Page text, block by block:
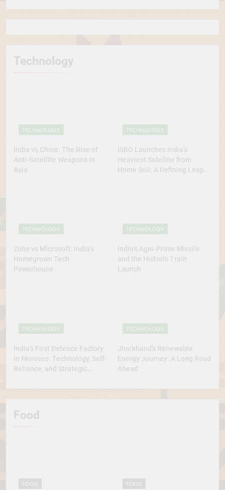
Technology
TECHNOLOGY
India vs China: The Rise of
Anti-Satellite Weapons in
Asia
TECHNOLOGY
ISRO Launches India’s
Heaviest Satellite from
Home Soil: A Defining Leap
TECHNOLOGY
Zoho vs Microsoft: India’s
Homegrown Tech
Powerhouse
TECHNOLOGY
India’s Agni-Prime Missile
and the Historic Train
Launch
TECHNOLOGY
India’s First Defence Factory
in Morocco: Technology, Self-
Reliance, and Strategic
TECHNOLOGY
Jharkhand’s Renewable
Energy Journey: A Long Road
Ahead
Food